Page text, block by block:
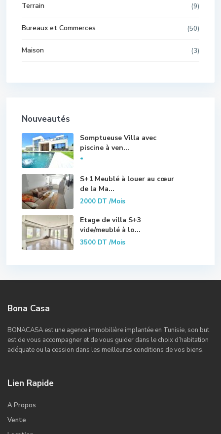
Terrain (9)
Bureaux et Commerces (50)
Maison (3)
Nouveautés
Somptueuse Villa avec
piscine à ven...
*
S+1 Meublé à louer au cœur
de la Ma...
2000 DT/Mois
Etage de villa S+3
vide/meublé à lo...
3500 DT/Mois
Bona Casa
BONACASA est une agence immobilière implantée en Tunisie, son but
est de vous accompagner et de vous guider dans le choix d’habitation
adéquate ou la cession dans les meilleures conditions de vos biens.
Lien Rapide
A Propos
Vente